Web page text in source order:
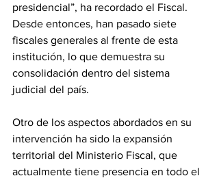
presidencial”, ha recordado el Fiscal.
Desde entonces, han pasado siete
fiscales generales al frente de esta
institución, lo que demuestra su
consolidación dentro del sistema
judicial del país.
Otro de los aspectos abordados en su
intervención ha sido la expansión
territorial del Ministerio Fiscal, que
actualmente tiene presencia en todo el